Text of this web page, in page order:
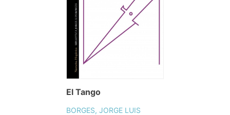
El Tango
BORGES, JORGE LUIS